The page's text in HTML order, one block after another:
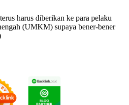
harus diberikan ke para pelaku
(UMKM) supaya bener-bener